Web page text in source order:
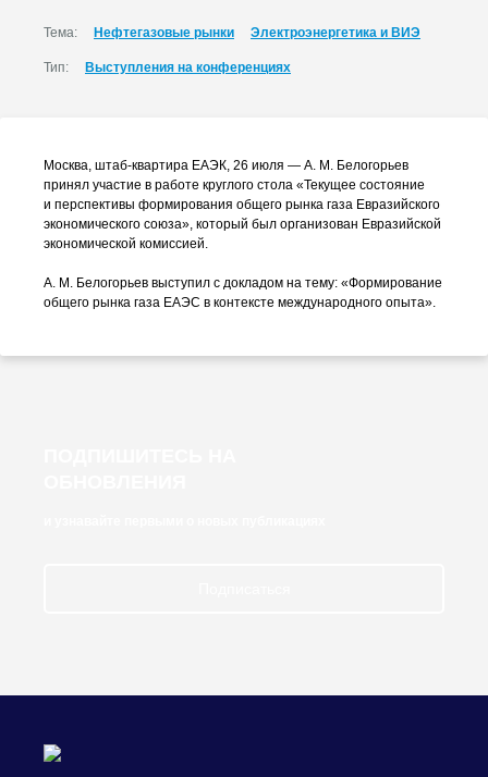
Тема: Нефтегазовые рынки Электроэнергетика и ВИЭ
Тип: Выступления на конференциях
Москва, штаб-квартира ЕАЭК, 26 июля — А. М. Белогорьев
принял участие в работе круглого стола «Текущее состояние
и перспективы формирования общего рынка газа Евразийского
экономического союза», который был организован Евразийской
экономической комиссией.
А. М. Белогорьев выступил с докладом на тему: «Формирование
общего рынка газа ЕАЭС в контексте международного опыта».